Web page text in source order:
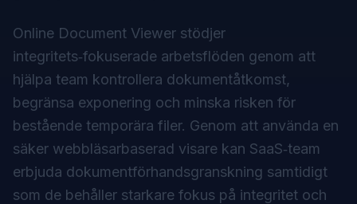
Online Document Viewer stödjer
integritets‑fokuserade arbetsflöden genom att
hjälpa team kontrollera dokumentåtkomst,
begränsa exponering och minska risken för
bestående temporära filer. Genom att använda en
säker webbläsarbaserad visare kan SaaS‑team
erbjuda dokumentförhandsgranskning samtidigt
som de behåller starkare fokus på integritet och